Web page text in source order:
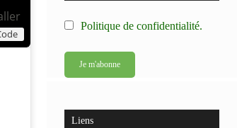
Politique de confidentialité.
Liens